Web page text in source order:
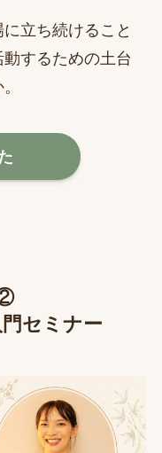
立ち続けること
するための土台
セミナー